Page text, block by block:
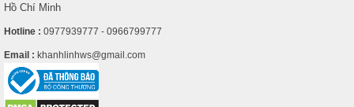
Hồ Chí Minh
Hotline : 0977939777 - 0966799777
Email : khanhlinhws@gmail.com